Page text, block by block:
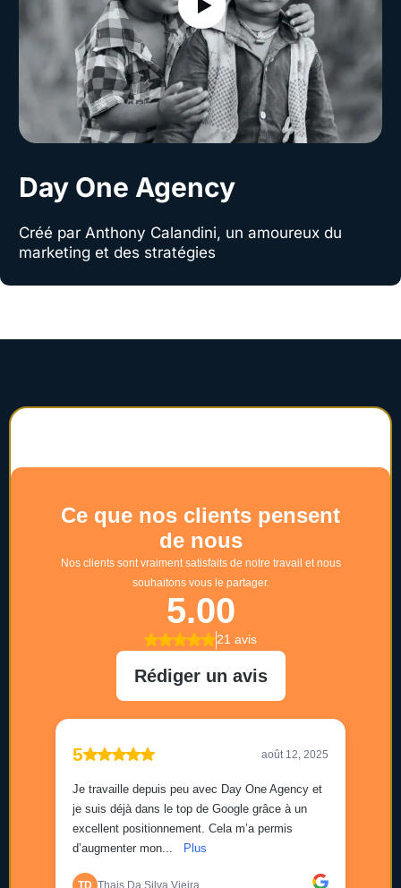
Nous avons créé ainsi que travaillé le
référencement naturel de la boutique
Visitez le site
Day One Agency
Créé par Anthony Calandini, un amoureux du
marketing et des stratégies
Ce que pensent nos clients